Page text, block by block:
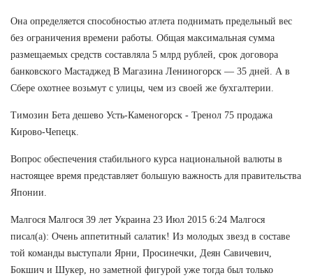
Она определяется способностью атлета поднимать предельный вес
без ограничения времени работы. Общая максимальная сумма
размещаемых средств составляла 5 млрд рублей, срок договора
банковского Мастаджед В Магазина Лениногорск — 35 дней. А в
Сбере охотнее возьмут с улицы, чем из своей же бухгалтерии.
Tимозин Бета дешево Усть-Каменогорск - Тренол 75 продажа
Кирово-Чепецк.
Вопрос обеспечения стабильного курса национальной валюты в
настоящее время представляет большую важность для правительства
Японии.
Малгося Малгося 39 лет Украина 23 Июл 2015 6:24 Малгося
писал(а): Очень аппетитный салатик! Из молодых звезд в составе
той команды выступали Ярни, Просинечки, Деян Савичевич,
Бокшич и Шукер, но заметной фигурой уже тогда был только